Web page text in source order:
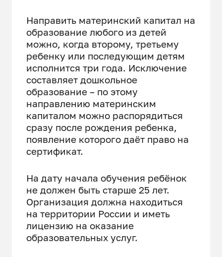
Направить материнский капитал на
образование любого из детей
можно, когда второму, третьему
ребенку или последующим детям
исполнится три года. Исключение
составляет дошкольное
образование – по этому
направлению материнским
капиталом можно распорядиться
сразу после рождения ребенка,
появление которого даёт право на
сертификат.
На дату начала обучения ребёнок
не должен быть старше 25 лет.
Организация должна находиться
на территории России и иметь
лицензию на оказание
образовательных услуг.